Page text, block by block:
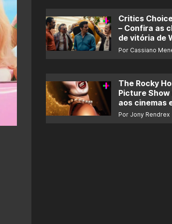
Critics
– Confira as
de vitória de
Moura e de
Por Cassiano
The Rocky
Picture
aos cinemas
novembro
Por Jony Rendrex